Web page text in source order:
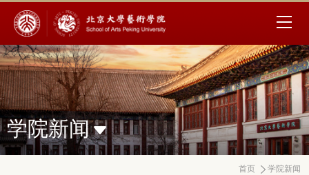
学院新闻
首页 学院新闻